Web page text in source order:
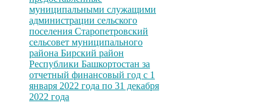
муниципальными служащими
администрации сельского
поселения Старопетровский
сельсовет муниципального
района Бирский район
Республики Башкортостан за
отчетный финансовый год с 1
января 2022 года по 31 декабря
2022 года